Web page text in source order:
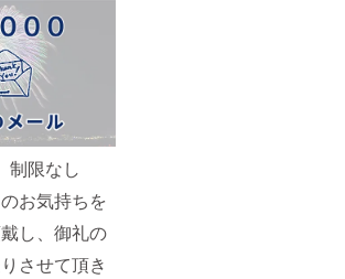
制限なし
お気持ちを
し、御礼の
させて頂き